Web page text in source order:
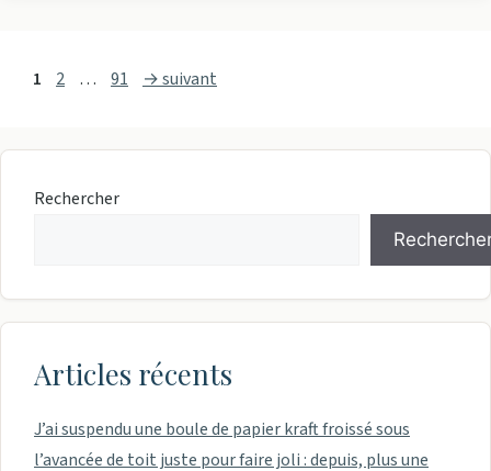
Page
1 Page
2 … Page
91 →suivant
Rechercher
Articles récents
J’ai suspendu une boule de papier kraft froissé sous
l’avancée de toit juste pour faire joli : depuis, plus une